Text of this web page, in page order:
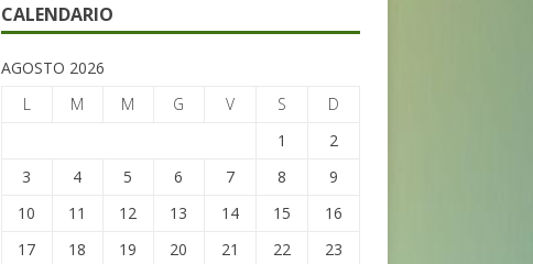
CALENDARIO
AGOSTO 2026
L
M M G V S
D
1
2
3
4 5 6 7 8
9
10
11 12 13 14 15
16
17
18 19 20 21 22
23